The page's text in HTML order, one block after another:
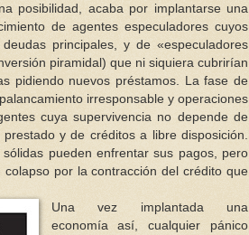
posibilidad, acaba por implantarse una
de agentes especuladores cuyos
principales, y de «especuladores
piramidal) que ni siquiera cubrirían
pidiendo nuevos préstamos. La fase de
irresponsable y operaciones
cuya supervivencia no depende de
y de créditos a libre disposición.
pueden enfrentar sus pagos, pero
por la contracción del crédito que
Una vez implantada una
economía así, cualquier pánico